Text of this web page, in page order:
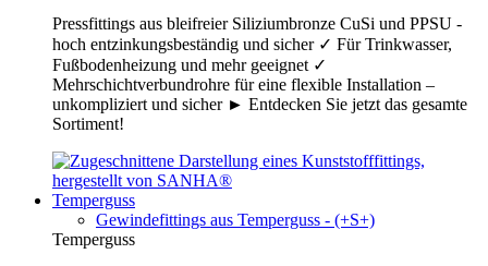
Pressfittings aus bleifreier Siliziumbronze CuSi und PPSU -
hoch entzinkungsbeständig und sicher ✓ Für Trinkwasser,
Fußbodenheizung und mehr geeignet ✓
Mehrschichtverbundrohre für eine flexible Installation –
unkompliziert und sicher ► Entdecken Sie jetzt das gesamte
Sortiment!
Temperguss
Gewindefittings aus Temperguss - (+S+)
Temperguss